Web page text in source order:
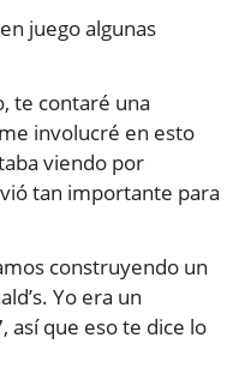
juego algunas
te contaré una
involucré en esto
viendo por
tan importante para
construyendo un
Yo era un
así que eso te dice lo